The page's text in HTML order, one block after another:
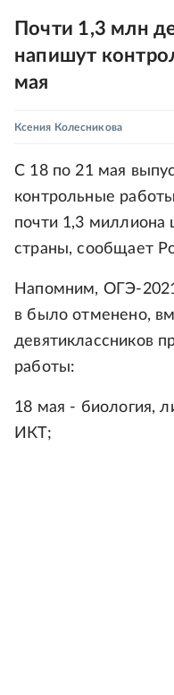
Почти 1,3 млн
напишут
мая
Ксения Колесникова
С 18 по 21 мая
контрольные
почти 1,3 миллиона
страны, сообщает
Напомним, ОГЭ-
в было отменено,
девятиклассников
работы:
18 мая - биология,
ИКТ;